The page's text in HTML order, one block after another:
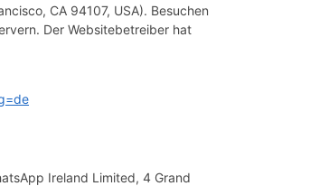
CA 94107, USA). Besuchen
Der Websitebetreiber hat
Ireland Limited, 4 Grand